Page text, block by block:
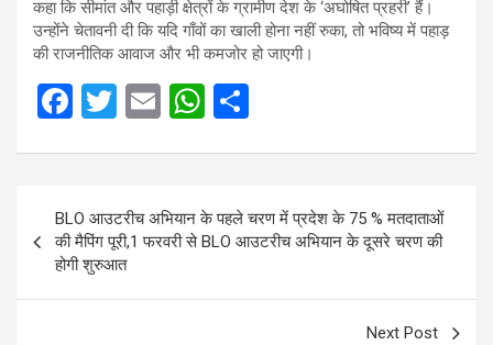
कहा कि सीमांत और पहाड़ी क्षेत्रों के ग्रामीण देश के ‘अघोषित प्रहरी’ हैं।
उन्होंने चेतावनी दी कि यदि गाँवों का खाली होना नहीं रुका, तो भविष्य में पहाड़
की राजनीतिक आवाज और भी कमजोर हो जाएगी।
F
b
o
o
k
T
er
E
W
s
A
p
e
navigation
BLO आउटरीच अभियान के पहले चरण में प्रदेश के 75 % मतदाताओं
की मैपिंग पूरी,1 फरवरी से BLO आउटरीच अभियान के दूसरे चरण की
होगी शुरुआत
Next Post